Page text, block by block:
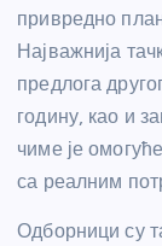
привредно
Најважнија
предлога
годину, као и
чиме је
са реалним
Одборници су